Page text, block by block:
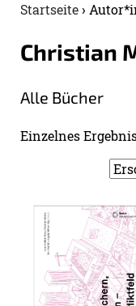
Startseite›
Chris­ti­an
Alle Bü­cher
Ein­zel­nes